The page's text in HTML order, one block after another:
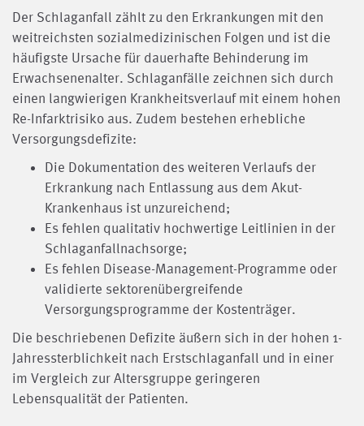
Der Schlaganfall zählt zu den Erkrankungen mit den
weitreichsten sozialmedizinischen Folgen und ist die
häufigste Ursache für dauerhafte Behinderung im
Erwachsenenalter. Schlaganfälle zeichnen sich durch
einen langwierigen Krankheitsverlauf mit einem hohen
Re-Infarktrisiko aus. Zudem bestehen erhebliche
Versorgungsdefizite:
Die Dokumentation des weiteren Verlaufs der
Erkrankung nach Entlassung aus dem Akut-
Krankenhaus ist unzureichend;
Es fehlen qualitativ hochwertige Leitlinien in der
Schlaganfallnachsorge;
Es fehlen Disease-Management-Programme oder
validierte sektorenübergreifende
Versorgungsprogramme der Kostenträger.
Die beschriebenen Defizite äußern sich in der hohen 1-
Jahressterblichkeit nach Erstschlaganfall und in einer
im Vergleich zur Altersgruppe geringeren
Lebensqualität der Patienten.